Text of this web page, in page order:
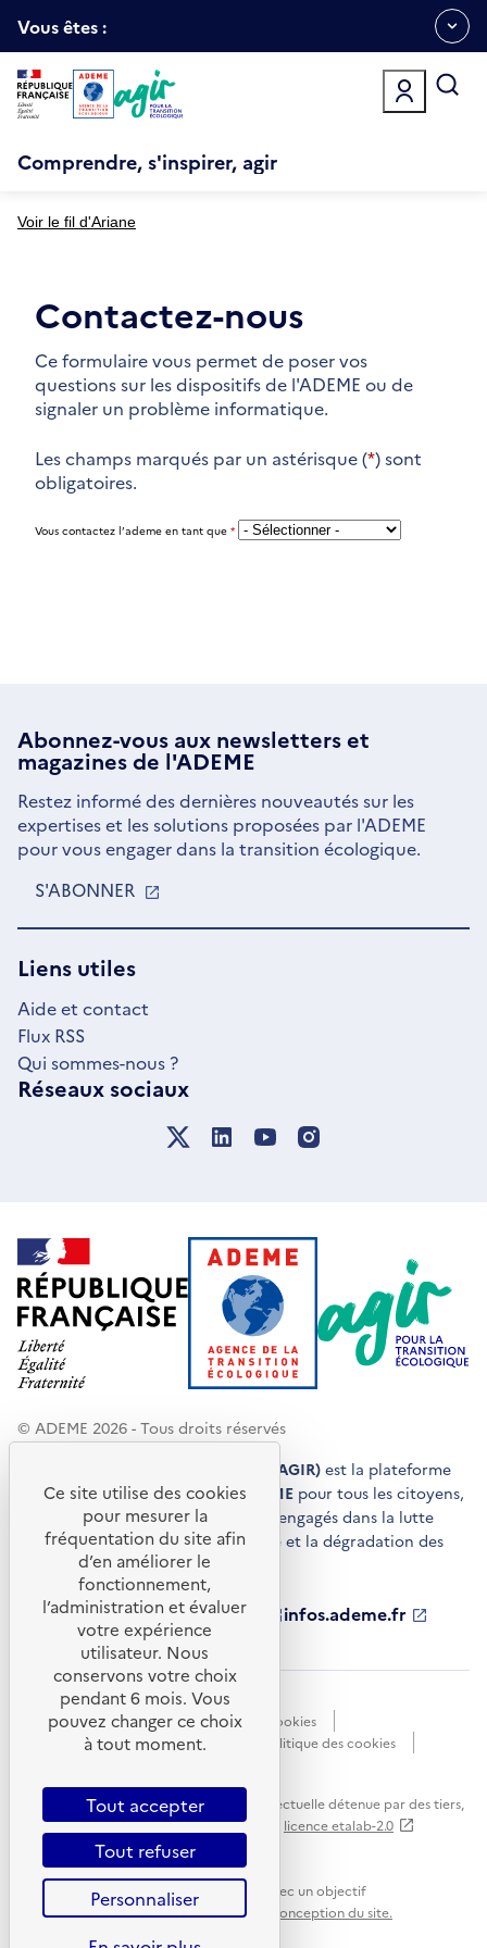
au
Ouvrir
le
menu
espace
Vous êtes :
Comprendre, s'inspirer, agir
Voir le fil d'Ariane
Contactez-nous
Ce formulaire vous permet de poser vos
questions sur les dispositifs de l'ADEME ou de
signaler un problème informatique.
Les champs marqués par un astérisque (*) sont
obligatoires.
Vous contactez l’ademe en tant que *
Abonnez-vous aux newsletterset
magazines de l'ADEME
Restez informé des dernières nouveautés sur les
expertises et les solutions proposées par l'ADEME
pour vous engager dans la transition écologique.
S'ABONNER
UNE
Liens utiles
Aide et contact
Flux RSS
Qui sommes-nous ?
Réseaux sociaux
© ADEME 2026 - Tous droits réservés
Agir pour la transition écologique (AGIR) est la plateforme
de conseils et de services de l'ADEME pour tous les citoyens,
acteurs économiques et territoires engagés dans la lutte
contre le réchauffement climatique et la dégradation des
ressources.
ademe.fr
S'ouvre
nouvelle
fenêtre
librairie.ademe.fr
S'ouvre
dans
une
nouvelle
fenêtre
infos.ademe.fr
S'ouvre
nouvelle
ademe.fr/presse
S'ouvre
nouvelle
fenêtre
Accessibilité : non conforme
Données personnelles
Gestion des cookies
Mentions légales
Plan du site
Politique des cookies
dans
nouvelle
Sauf mention explicite de propriété intellectuelle détenue par des tiers,
les contenus de ce site sont proposés sous licence etalab-2.0
Ce site internet est pensé et développé avec un objectif
d'écoconception.En savoir plus sur l'écoconception du site.
Ce site utilise des cookies
pour mesurer la
fréquentation du site afin
d’en améliorer le
fonctionnement,
l’administration et évaluer
votre expérience
utilisateur. Nous
conservons votre choix
pendant 6 mois. Vous
pouvez changer ce choix
à tout moment.
Tout accepter
Tout refuser
Personnaliser